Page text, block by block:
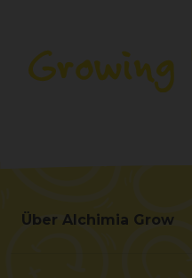
Über Alchimia Grow